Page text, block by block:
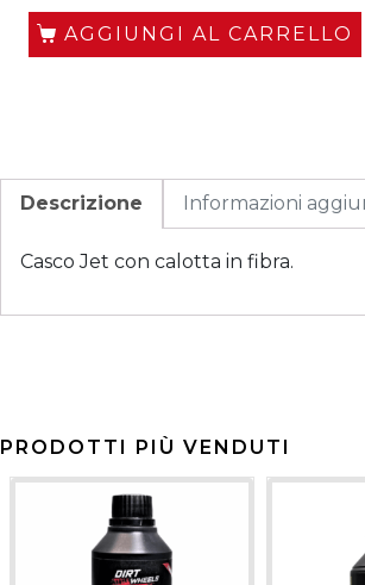
AGGIUNGI AL CARRELLO
Descrizione Informazioni
Casco Jet con calotta in fibra.
PRODOTTI PIÙ VENDUTI